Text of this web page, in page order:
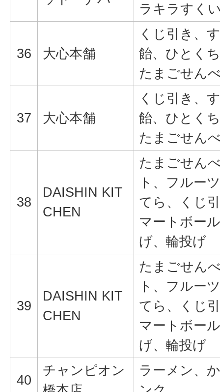
ラキラすく
36 大心本舗
くじ引き、
飴、ひとく
たまごせん
37 大心本舗
くじ引き、
飴、ひとく
たまごせん
38
DAISHIN KIT
CHEN
たまごせん
ト、フルー
てら、くじ
マートボー
げ、輪投げ
39
DAISHIN KIT
CHEN
たまごせん
ト、フルー
てら、くじ
マートボー
げ、輪投げ
40
チャンピオン
ラーメン、